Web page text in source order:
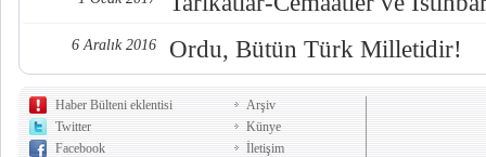
6 Aralık 2016 Ordu, Bütün Türk Milletidir!
Haber Bülteni eklentisi
Twitter
Facebook
Arşiv
Künye
İletişim